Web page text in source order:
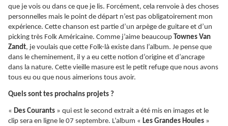
que je vois ou dans ce que je lis. Forcément, cela renvoie à des choses
personnelles mais le point de départ n’est pas obligatoirement mon
expérience. Cette chanson est partie d’un arpège de guitare et d’un
picking très Folk Américaine. Comme j’aime beaucoup Townes Van
Zandt, je voulais que cette Folk-là existe dans l’album. Je pense que
dans le cheminement, il y a eu cette notion d’origine et d’ancrage
dans la nature. Cette vieille masure est le petit refuge que nous avons
tous eu ou que nous aimerions tous avoir.
Quels sont tes prochains projets ?
« Des Courants » qui est le second extrait a été mis en images et le
clip sera en ligne le 07 septembre. L’album « Les Grandes Houles »